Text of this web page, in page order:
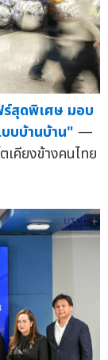
สุดพิเศษ มอบ
บบ้านบ้าน" —
เคียงข้างคนไทย